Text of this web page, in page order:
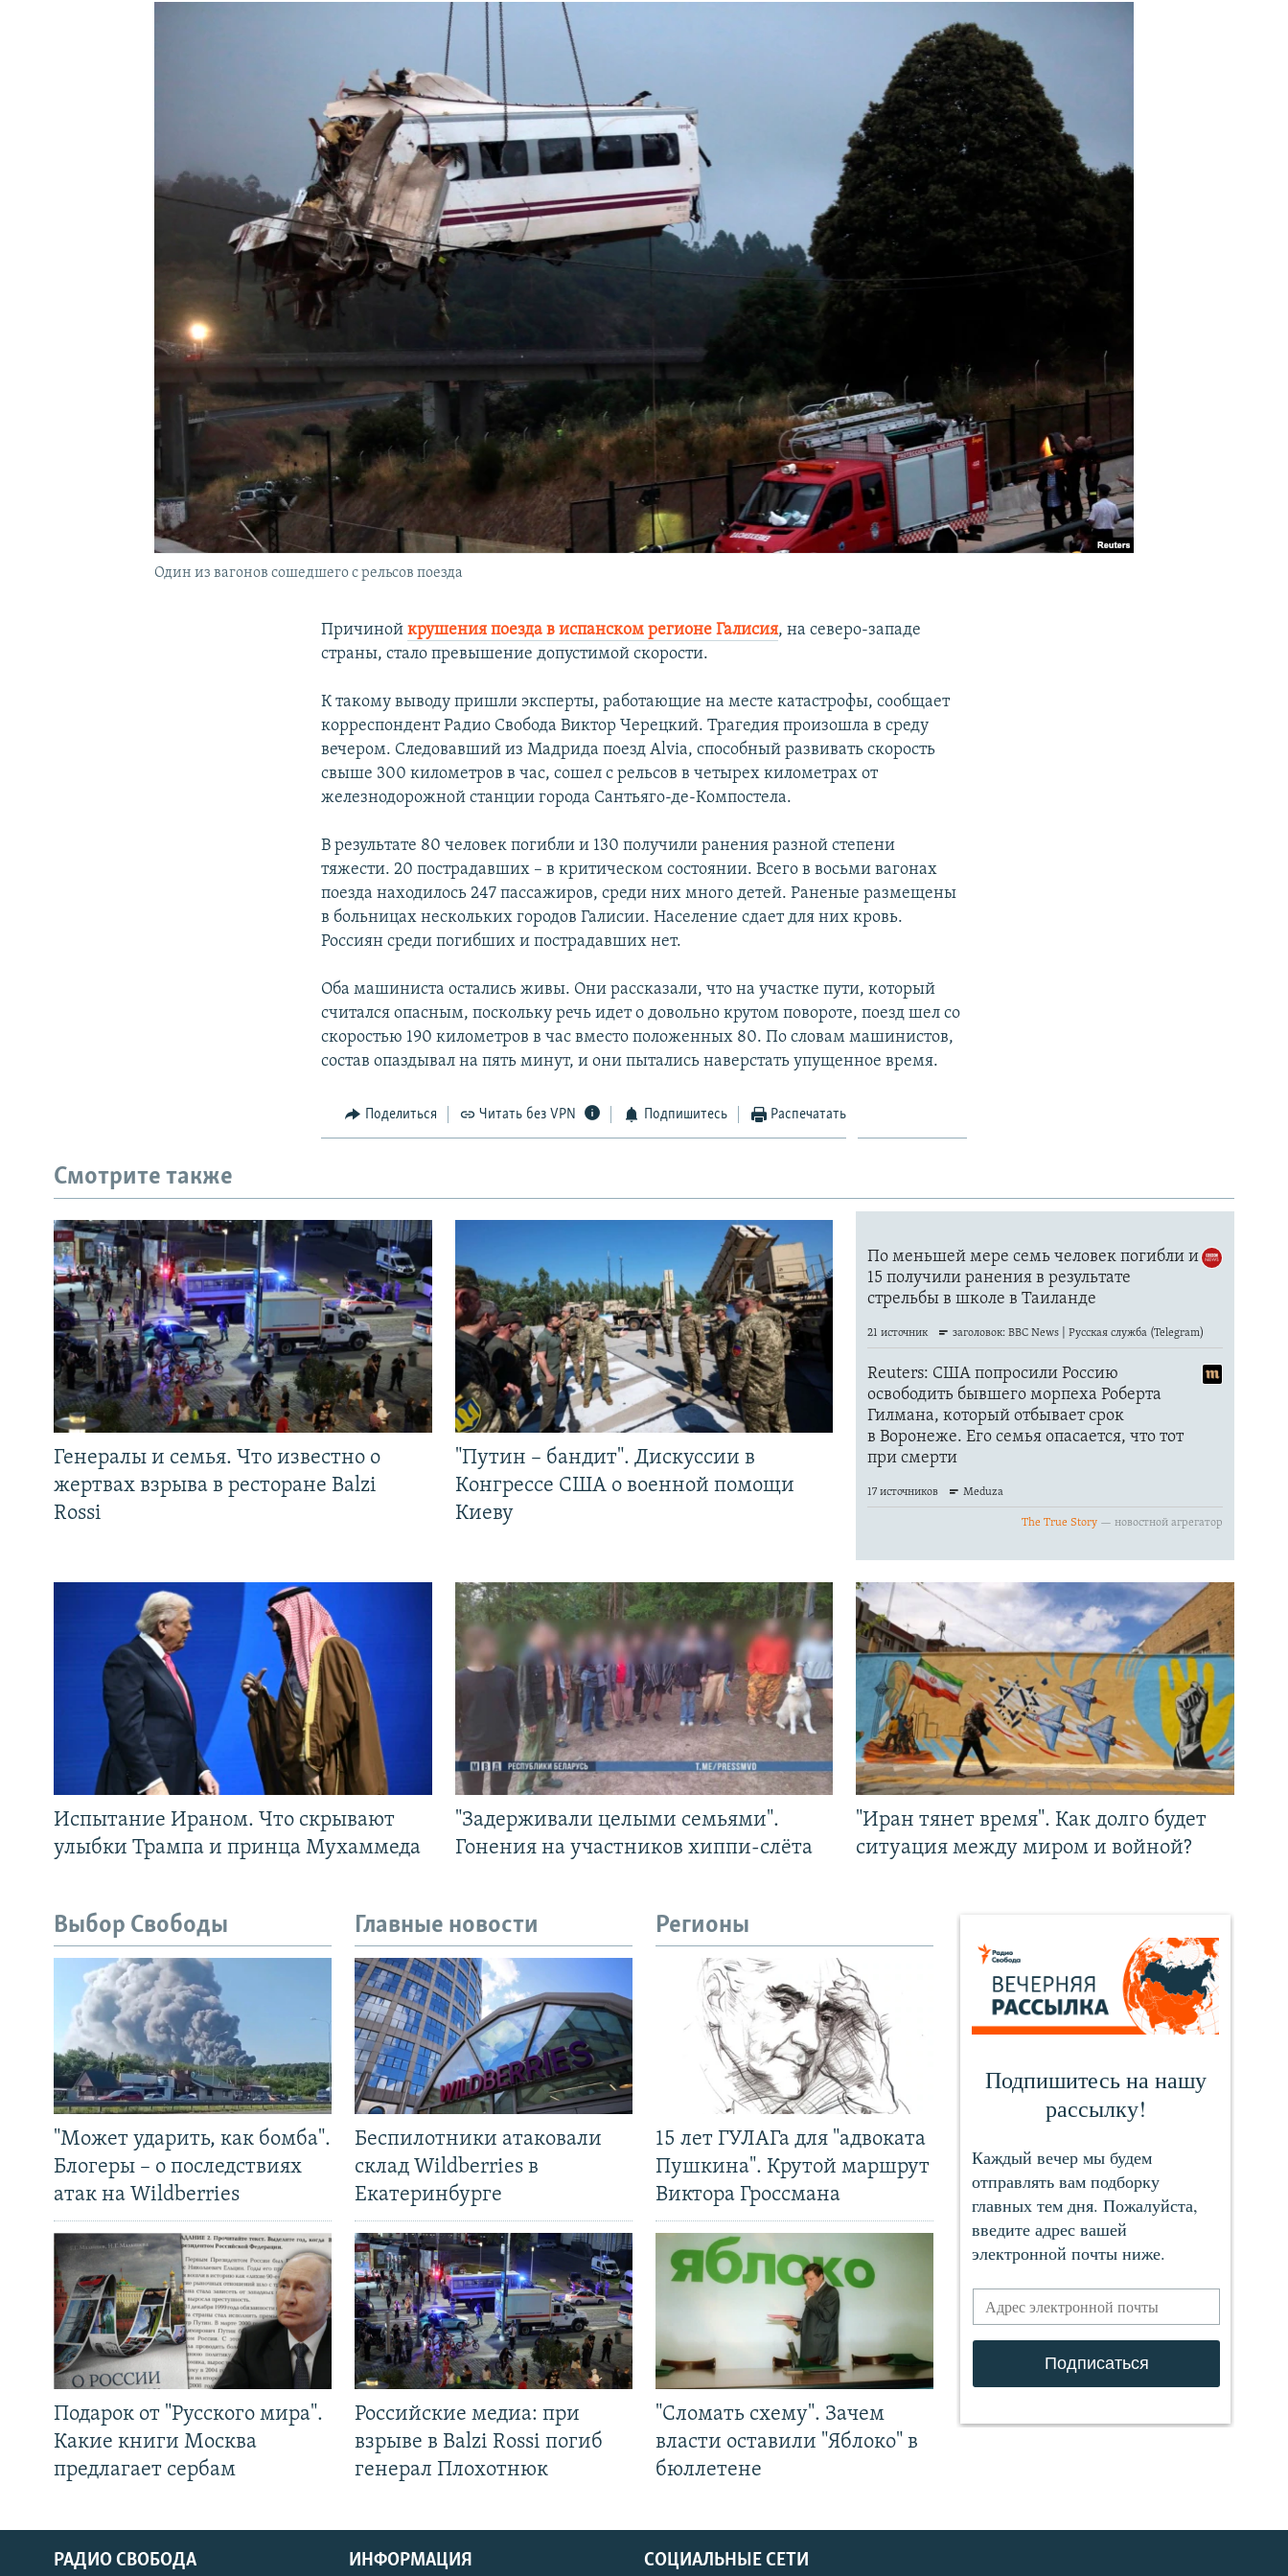
Один из вагонов сошедшего с рельсов поезда
Причинойкрушения поезда в испанском регионе Галисия, на северо-западе
страны, стало превышение допустимой скорости.
К такому выводу пришли эксперты, работающие на месте катастрофы, сообщает
корреспондент Радио Свобода Виктор Черецкий. Трагедия произошла в среду
вечером. Следовавший из Мадрида поезд Alvia, способный развивать скорость
свыше 300 километров в час, сошел с рельсов в четырех километрах от
железнодорожной станции города Сантьяго-де-Компостела.
В результате 80 человек погибли и 130 получили ранения разной степени
тяжести. 20 пострадавших – в критическом состоянии. Всего в восьми вагонах
поезда находилось 247 пассажиров, среди них много детей. Раненые размещены
в больницах нескольких городов Галисии. Население сдает для них кровь.
Россиян среди погибших и пострадавших нет.
Оба машиниста остались живы. Они рассказали, что на участке пути, который
считался опасным, поскольку речь идет о довольно крутом повороте, поезд шел со
скоростью 190 километров в час вместо положенных 80. По словам машинистов,
состав опаздывал на пять минут, и они пытались наверстать упущенное время.
Поделиться Читать без VPN Подпишитесь Распечатать
Смотрите также
Генералы и семья. Что известно о
жертвах взрыва в ресторане Balzi
Rossi
"Путин – бандит". Дискуссии в
Конгрессе США о военной помощи
Киеву
Испытание Ираном. Что скрывают
улыбки Трампа и принца Мухаммеда
"Задерживали целыми семьями".
Гонения на участников хиппи-слёта
"Иран тянет время". Как долго будет
ситуация между миром и войной?
Выбор Свободы
"Может ударить, как бомба".
Блогеры – о последствиях
атак на Wildberries
Подарок от "Русского мира".
Какие книги Москва
предлагает сербам
Главные новости
Беспилотники атаковали
склад Wildberries в
Екатеринбурге
Российские медиа: при
взрыве в Balzi Rossi погиб
генерал Плохотнюк
Регионы
15 лет ГУЛАГа для "адвоката
Пушкина". Крутой маршрут
Виктора Гроссмана
"Сломать схему". Зачем
власти оставили "Яблоко" в
бюллетене
СОЦИАЛЬНЫЕ СЕТИ
РАДИО СВОБОДА ИНФОРМАЦИЯ